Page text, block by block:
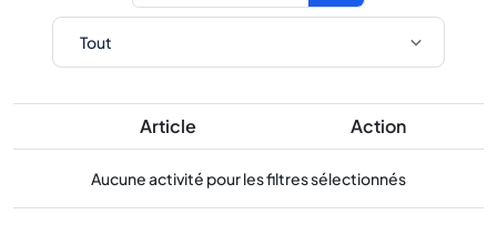
Article Action
Aucune activité pour les filtres sélectionnés